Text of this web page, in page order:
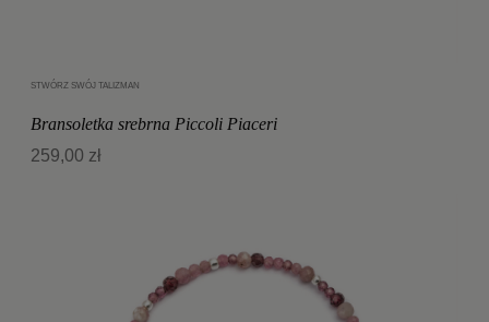
STWÓRZ SWÓJ TALIZMAN
Bransoletka srebrna Piccoli Piaceri
259,00 zł